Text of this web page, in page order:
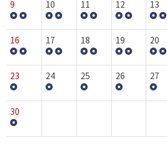
9 10 11 12 13
16 17 18 19 20
23 24 25 26 27
30